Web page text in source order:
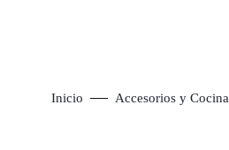
Inicio Accesorios y Cocina